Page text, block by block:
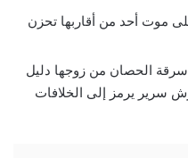
موت أحد من أقاربها تحزن
سرقة الحصان من زوجها دليل
سرير يرمز إلى الخلافات